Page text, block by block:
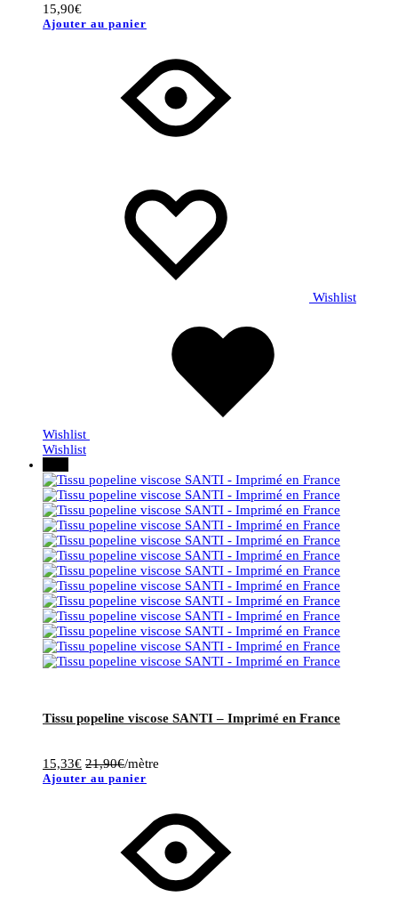
15,90€
Ajouter au panier
Wishlist
Wishlist
Wishlist
Tissu popeline viscose SANTI – Imprimé en France
15,33€ 21,90€/mètre
Ajouter au panier